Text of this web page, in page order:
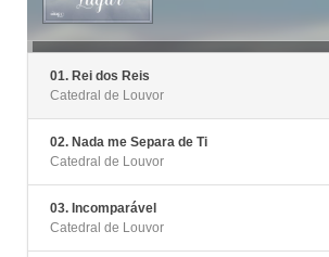
01. Rei dos Reis
Catedral de Louvor
02. Nada me Separa de Ti
Catedral de Louvor
03. Incomparável
Catedral de Louvor